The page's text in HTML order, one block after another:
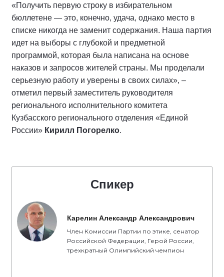
«Получить первую строку в избирательном
бюллетене — это, конечно, удача, однако место в
списке никогда не заменит содержания. Наша партия
идет на выборы с глубокой и предметной
программой, которая была написана на основе
наказов и запросов жителей страны. Мы проделали
серьезную работу и уверены в своих силах», –
отметил первый заместитель руководителя
регионального исполнительного комитета
Кузбасского регионального отделения «Единой
России» Кирилл Погорелко.
Спикер
Карелин Александр Александрович
Член Комиссии Партии по этике, сенатор
Российской Федерации, Герой России,
трехкратный Олимпийский чемпион